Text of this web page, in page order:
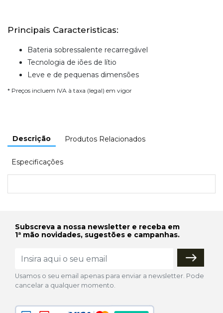
Principais Caracteristicas:
Bateria sobressalente recarregável
Tecnologia de iões de lítio
Leve e de pequenas dimensões
* Preços incluem IVA à taxa (legal) em vigor
Descrição Produtos Relacionados
Especificações
Subscreva a nossa newsletter e receba em
1ª mão novidades, sugestões e campanhas.
Usamos o seu email apenas para enviar a newsletter. Pode
cancelar a qualquer momento.